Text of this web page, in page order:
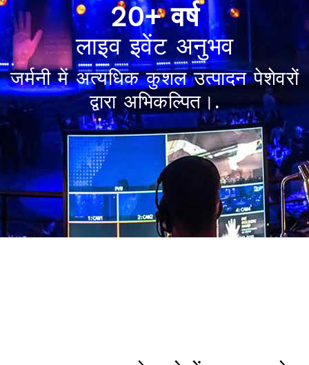
20+ वर्ष
लाइव इवेंट अनुभव
जर्मनी में अत्यधिक कुशल उत्पादन पेशेवरों
द्वारा अभिकल्पित।.